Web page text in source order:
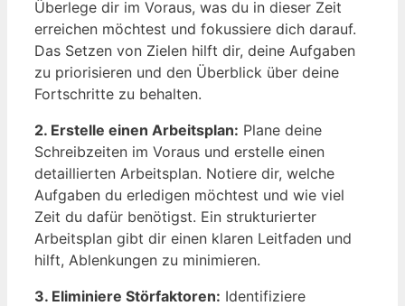
Überlege dir im Voraus, was du in dieser Zeit
erreichen möchtest und fokussiere dich darauf.
Das Setzen von Zielen hilft dir, deine Aufgaben
zu priorisieren und den Überblick über deine
Fortschritte zu behalten.
2. Erstelle einen Arbeitsplan: Plane deine
Schreibzeiten im Voraus und erstelle einen
detaillierten Arbeitsplan. Notiere dir, welche
Aufgaben du erledigen möchtest und wie viel
Zeit du dafür benötigst. Ein strukturierter
Arbeitsplan gibt dir einen klaren Leitfaden und
hilft, Ablenkungen zu minimieren.
3. Eliminiere Störfaktoren: Identifiziere